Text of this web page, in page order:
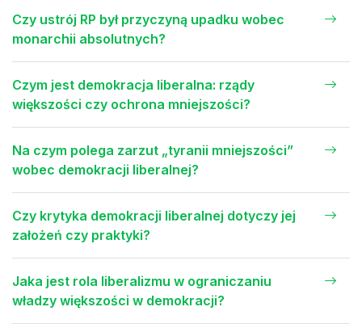
Czy ustrój RP był przyczyną upadku wobec
monarchii absolutnych?
Czym jest demokracja liberalna: rządy
większości czy ochrona mniejszości?
Na czym polega zarzut „tyranii mniejszości”
wobec demokracji liberalnej?
Czy krytyka demokracji liberalnej dotyczy jej
założeń czy praktyki?
Jaka jest rola liberalizmu w ograniczaniu
władzy większości w demokracji?